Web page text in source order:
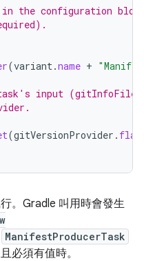
in the configuration
(variant.name +
input
(gitVersionProvider .
。Gradle 叫用時會發生
ManifestProducerTask
必須有值時。